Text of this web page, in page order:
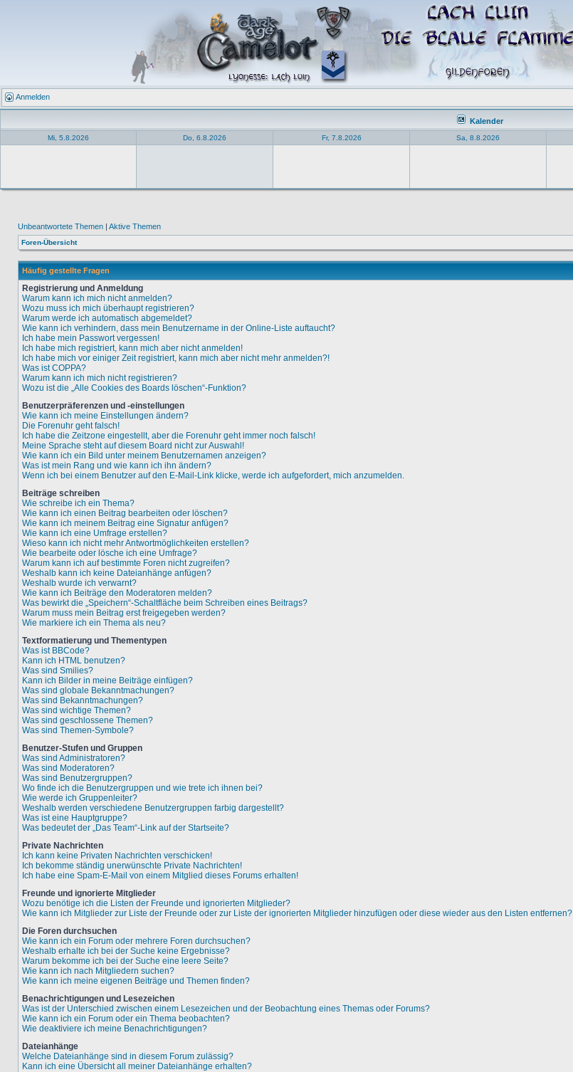
Anmelden
Kalender
Mi, 5.8.2026 Do, 6.8.2026 Fr, 7.8.2026 Sa, 8.8.2026
Unbeantwortete Themen | Aktive Themen
Foren-Übersicht
Häufig gestellte Fragen
Registrierung und Anmeldung
Warum kann ich mich nicht anmelden?
Wozu muss ich mich überhaupt registrieren?
Warum werde ich automatisch abgemeldet?
Wie kann ich verhindern, dass mein Benutzername in der Online-Liste auftaucht?
Ich habe mein Passwort vergessen!
Ich habe mich registriert, kann mich aber nicht anmelden!
Ich habe mich vor einiger Zeit registriert, kann mich aber nicht mehr anmelden?!
Was ist COPPA?
Warum kann ich mich nicht registrieren?
Wozu ist die „Alle Cookies des Boards löschen“-Funktion?
Benutzerpräferenzen und -einstellungen
Wie kann ich meine Einstellungen ändern?
Die Forenuhr geht falsch!
Ich habe die Zeitzone eingestellt, aber die Forenuhr geht immer noch falsch!
Meine Sprache steht auf diesem Board nicht zur Auswahl!
Wie kann ich ein Bild unter meinem Benutzernamen anzeigen?
Was ist mein Rang und wie kann ich ihn ändern?
Wenn ich bei einem Benutzer auf den E-Mail-Link klicke, werde ich aufgefordert, mich anzumelden.
Beiträge schreiben
Wie schreibe ich ein Thema?
Wie kann ich einen Beitrag bearbeiten oder löschen?
Wie kann ich meinem Beitrag eine Signatur anfügen?
Wie kann ich eine Umfrage erstellen?
Wieso kann ich nicht mehr Antwortmöglichkeiten erstellen?
Wie bearbeite oder lösche ich eine Umfrage?
Warum kann ich auf bestimmte Foren nicht zugreifen?
Weshalb kann ich keine Dateianhänge anfügen?
Weshalb wurde ich verwarnt?
Wie kann ich Beiträge den Moderatoren melden?
Was bewirkt die „Speichern“-Schaltfläche beim Schreiben eines Beitrags?
Warum muss mein Beitrag erst freigegeben werden?
Wie markiere ich ein Thema als neu?
Textformatierung und Thementypen
Was ist BBCode?
Kann ich HTML benutzen?
Was sind Smilies?
Kann ich Bilder in meine Beiträge einfügen?
Was sind globale Bekanntmachungen?
Was sind Bekanntmachungen?
Was sind wichtige Themen?
Was sind geschlossene Themen?
Was sind Themen-Symbole?
Benutzer-Stufen und Gruppen
Was sind Administratoren?
Was sind Moderatoren?
Was sind Benutzergruppen?
Wo finde ich die Benutzergruppen und wie trete ich ihnen bei?
Wie werde ich Gruppenleiter?
Weshalb werden verschiedene Benutzergruppen farbig dargestellt?
Was ist eine Hauptgruppe?
Was bedeutet der „Das Team“-Link auf der Startseite?
Private Nachrichten
Ich kann keine Privaten Nachrichten verschicken!
Ich bekomme ständig unerwünschte Private Nachrichten!
Ich habe eine Spam-E-Mail von einem Mitglied dieses Forums erhalten!
Freunde und ignorierte Mitglieder
Wozu benötige ich die Listen der Freunde und ignorierten Mitglieder?
Wie kann ich Mitglieder zur Liste der Freunde oder zur Liste der ignorierten Mitglieder hinzufügen oder diese wieder aus den Listen entfernen?
Die Foren durchsuchen
Wie kann ich ein Forum oder mehrere Foren durchsuchen?
Weshalb erhalte ich bei der Suche keine Ergebnisse?
Warum bekomme ich bei der Suche eine leere Seite?
Wie kann ich nach Mitgliedern suchen?
Wie kann ich meine eigenen Beiträge und Themen finden?
Benachrichtigungen und Lesezeichen
Was ist der Unterschied zwischen einem Lesezeichen und der Beobachtung eines Themas oder Forums?
Wie kann ich ein Forum oder ein Thema beobachten?
Wie deaktiviere ich meine Benachrichtigungen?
Dateianhänge
Welche Dateianhänge sind in diesem Forum zulässig?
Kann ich eine Übersicht all meiner Dateianhänge erhalten?